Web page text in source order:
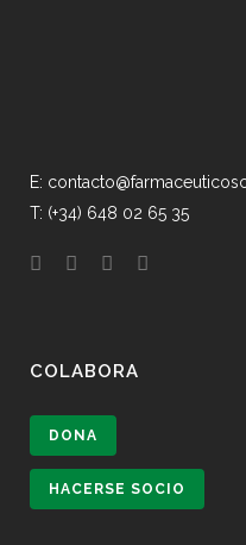
E:
T: (+34) 648 02 65 35
COLABORA
DONA
HACERSE SOCIO